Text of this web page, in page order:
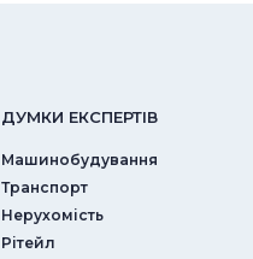
ДУМКИ ЕКСПЕРТIВ
Машинобудування
Транспорт
Нерухомість
Рітейл